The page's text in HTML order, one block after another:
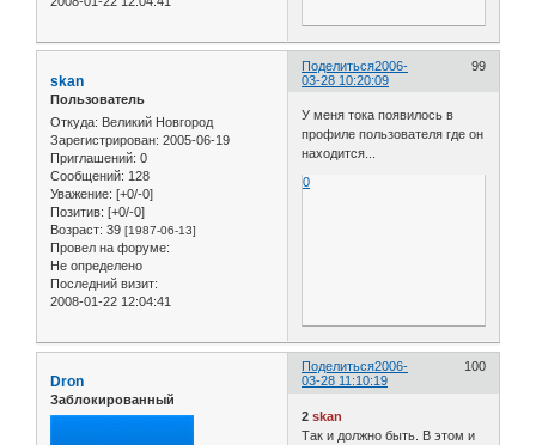
Поделиться 99
2006-
03-28 10:20:09
skan
Пользователь
Откуда: Великий Новгород
Зарегистрирован: 2005-06-19
Приглашений: 0
Сообщений: 128
Уважение: [+0/-0]
Позитив: [+0/-0]
Возраст: 39 [1987-06-13]
Провел на форуме:
Не определено
Последний визит:
2008-01-22 12:04:41
У меня тока появилось в
профиле пользователя где он
находится...
0
Поделиться 100
2006-
03-28 11:10:19
Dron
Заблокированный
2skan
Так и должно быть. В этом и